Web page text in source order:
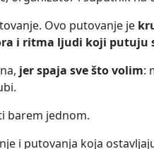
Ovo putovanje je
i ritma ljudi koji putuju
jer spaja sve što volim:
barem jednom.
i putovanja koja